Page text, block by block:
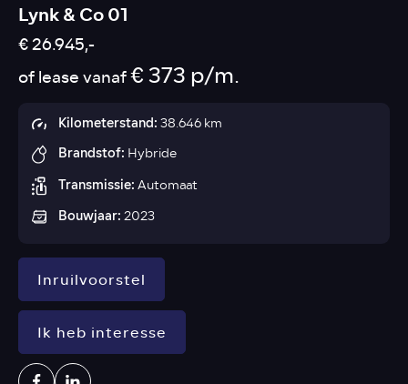
Lynk & Co 01
€ 26.945,-
of lease vanaf€ 373 p/m.
Kilometerstand:38.646 km
Brandstof: Hybride
Transmissie:Automaat
Bouwjaar:2023
Inruilvoorstel
Ik heb interesse